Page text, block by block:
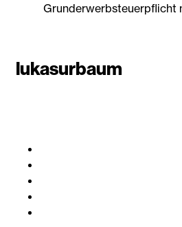
Grunderwerbsteuerpflicht
lukasurbaum